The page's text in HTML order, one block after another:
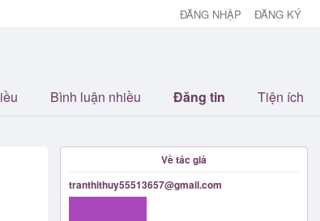
ĐĂNG NHẬP ĐĂNG KÝ
Bình luận nhiều Đăng tin Tiện ích
Về tác giả
tranthithuy55513657@gmail.com